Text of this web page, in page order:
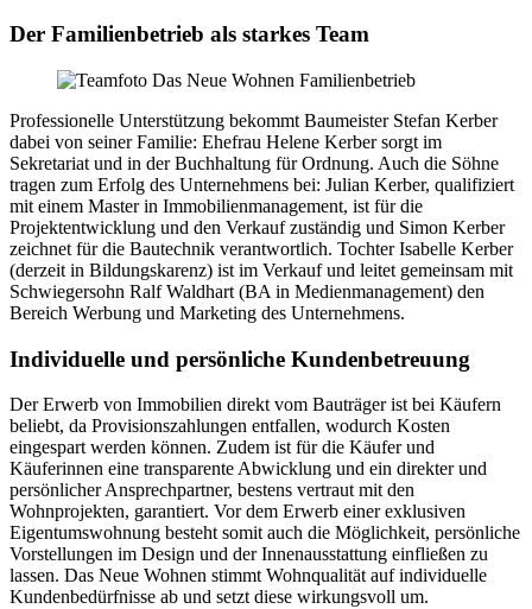
Der Familienbetrieb als starkes Team
Professionelle Unterstützung bekommt Baumeister Stefan Kerber
dabei von seiner Familie: Ehefrau Helene Kerber sorgt im
Sekretariat und in der Buchhaltung für Ordnung. Auch die Söhne
tragen zum Erfolg des Unternehmens bei: Julian Kerber, qualifiziert
mit einem Master in Immobilienmanagement, ist für die
Projektentwicklung und den Verkauf zuständig und Simon Kerber
zeichnet für die Bautechnik verantwortlich. Tochter Isabelle Kerber
(derzeit in Bildungskarenz) ist im Verkauf und leitet gemeinsam mit
Schwiegersohn Ralf Waldhart (BA in Medienmanagement) den
Bereich Werbung und Marketing des Unternehmens.
Individuelle und persönliche Kundenbetreuung
Der Erwerb von Immobilien direkt vom Bauträger ist bei Käufern
beliebt, da Provisionszahlungen entfallen, wodurch Kosten
eingespart werden können. Zudem ist für die Käufer und
Käuferinnen eine transparente Abwicklung und ein direkter und
persönlicher Ansprechpartner, bestens vertraut mit den
Wohnprojekten, garantiert. Vor dem Erwerb einer exklusiven
Eigentumswohnung besteht somit auch die Möglichkeit, persönliche
Vorstellungen im Design und der Innenausstattung einfließen zu
lassen. Das Neue Wohnen stimmt Wohnqualität auf individuelle
Kundenbedürfnisse ab und setzt diese wirkungsvoll um.